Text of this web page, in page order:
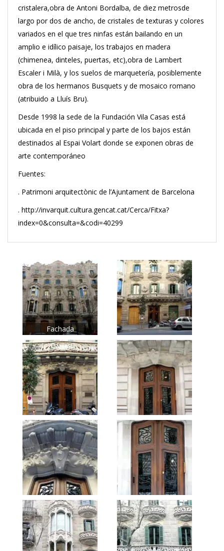
cristalera,obra de Antoni Bordalba, de diez metrosde
largo por dos de ancho, de cristales de texturas y colores
variados en el que tres ninfas están bailando en un
amplio e idílico paisaje, los trabajos en madera
(chimenea, dinteles, puertas, etc),obra de Lambert
Escaler i Milà, y los suelos de marquetería, posiblemente
obra de los hermanos Busquets y de mosaico romano
(atribuido a Lluís Bru).
Desde 1998 la sede de la Fundación Vila Casas está
ubicada en el piso principal y parte de los bajos están
destinados al Espai Volart donde se exponen obras de
arte contemporáneo
Fuentes:
. Patrimoni arquitectònic de l’Ajuntament de Barcelona
. http://invarquit.cultura.gencat.cat/Cerca/Fitxa?
index=0&consulta=&codi=40299
Fachada